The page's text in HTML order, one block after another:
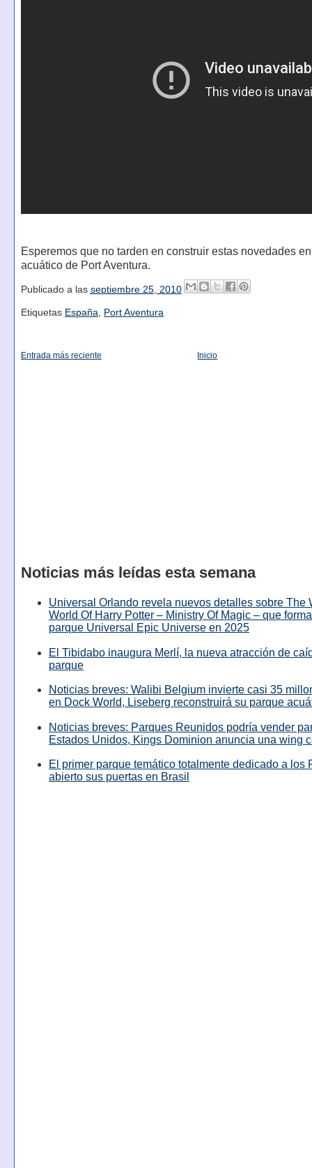
Esperemos que no tarden en construir estas novedades
acuático de Port Aventura.
Publicado a las septiembre 25, 2010
Etiquetas España Port Aventura
Entrada más reciente Inicio
Noticias más leídas esta semana
Universal Orlando revela nuevos detalles sobre The
World Of Harry Potter – Ministry Of Magic – que
parque Universal Epic Universe en 2025
El Tibidabo inaugura Merlí, la nueva atracción de
parque
Noticias breves: Walibi Belgium invierte casi 35
en Dock World, Liseberg reconstruirá su parque
Noticias breves: Parques Reunidos podría vender
Estados Unidos, Kings Dominion anuncia una wing
El primer parque temático totalmente dedicado a los
abierto sus puertas en Brasil